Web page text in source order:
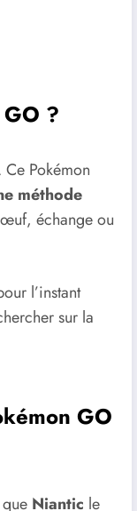
?
Ce Pokémon
méthode
échange ou
l’instant
sur la
GO
Niantic le